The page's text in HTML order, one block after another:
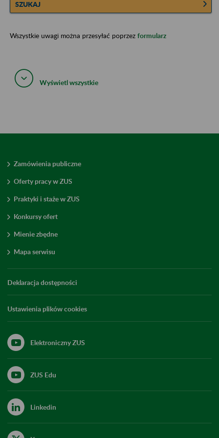
SZUKAJ
Wszystkie uwagi można przesyłać poprzez formularz
Wyświetl wszystkie
Zamówienia publiczne
Oferty pracy w ZUS
Praktyki i staże w ZUS
Konkursy ofert
Mienie zbędne
Mapa serwisu
Deklaracja dostępności
Ustawienia plików cookies
Elektroniczny ZUS
ZUS Edu
Linkedin